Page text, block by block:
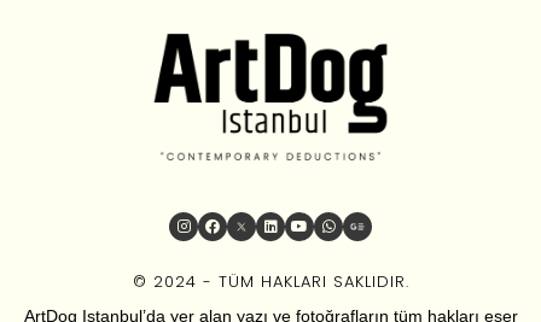
© 2024 - TÜM HAKLARI SAKLIDIR.
ArtDog Istanbul’da yer alan yazı ve fotoğrafların tüm hakları eser